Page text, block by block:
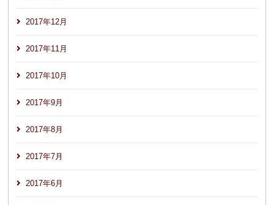
2017年12月
2017年11月
2017年10月
2017年9月
2017年8月
2017年7月
2017年6月